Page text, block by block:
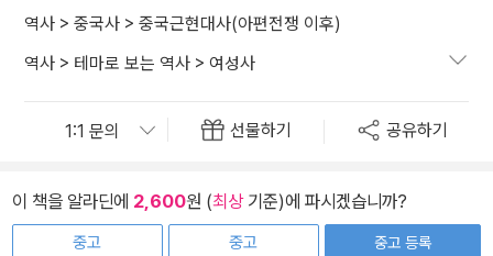
역사 > 중국사 > 중국근현대사(아편전쟁 이후)
역사 > 테마로 보는 역사 > 여성사
선물하기 공유하기
이 책을 알라딘에 2,600원 (최상기준)에 파시겠습니까?
중고
중고
중고 등록